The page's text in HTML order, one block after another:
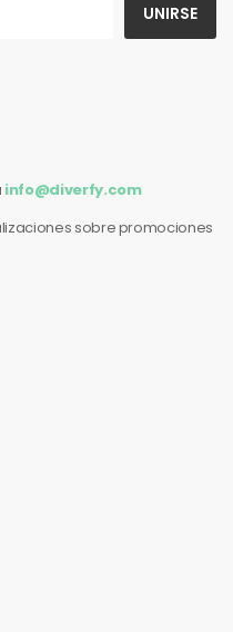
UNIRSE
info@diverfy.com
sobre promociones